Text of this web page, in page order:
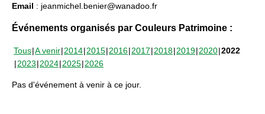
Email : jeanmichel.benier@wanadoo.fr
Événements organisés par Couleurs Patrimoine :
Tous A venir 2014 2015 2016 2017 2018 2019 2020 2022
2023 2024 2025 2026
Pas d'événement à venir à ce jour.